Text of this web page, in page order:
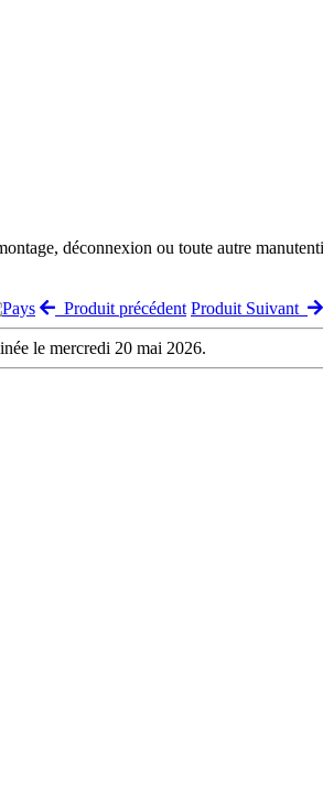
déconnexion ou toute autre
Produit précédent Produit Suivant
le mercredi 20 mai 2026.